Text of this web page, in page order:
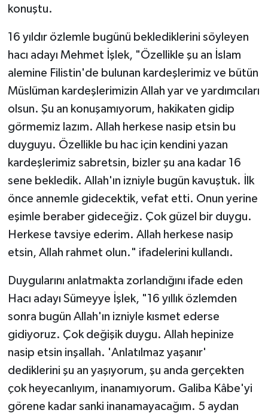
konuştu.
16 yıldır özlemle bugünü beklediklerini söyleyen
hacı adayı Mehmet İşlek, "Özellikle şu an İslam
alemine Filistin'de bulunan kardeşlerimiz ve bütün
Müslüman kardeşlerimizin Allah yar ve yardımcıları
olsun. Şu an konuşamıyorum, hakikaten gidip
görmemiz lazım. Allah herkese nasip etsin bu
duyguyu. Özellikle bu hac için kendini yazan
kardeşlerimiz sabretsin, bizler şu ana kadar 16
sene bekledik. Allah'ın izniyle bugün kavuştuk. İlk
önce annemle gidecektik, vefat etti. Onun yerine
eşimle beraber gideceğiz. Çok güzel bir duygu.
Herkese tavsiye ederim. Allah herkese nasip
etsin, Allah rahmet olun." ifadelerini kullandı.
Duygularını anlatmakta zorlandığını ifade eden
Hacı adayı Sümeyye İşlek, "16 yıllık özlemden
sonra bugün Allah'ın izniyle kısmet ederse
gidiyoruz. Çok değişik duygu. Allah hepinize
nasip etsin inşallah. 'Anlatılmaz yaşanır'
dediklerini şu an yaşıyorum, şu anda gerçekten
çok heyecanlıyım, inanamıyorum. Galiba Kâbe'yi
görene kadar sanki inanamayacağım. 5 aydan